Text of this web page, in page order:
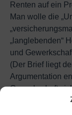
Renten auf ein
Man wolle die
„langlebenden“
und
(Der Brief liegt
Argumentation
Gewerkschaft